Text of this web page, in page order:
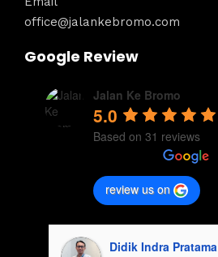
office@jalankebromo.com
Google Review
Jalan Ke Bromo
5.0
Based on 31 reviews
review us on
Didik Indra Pratama